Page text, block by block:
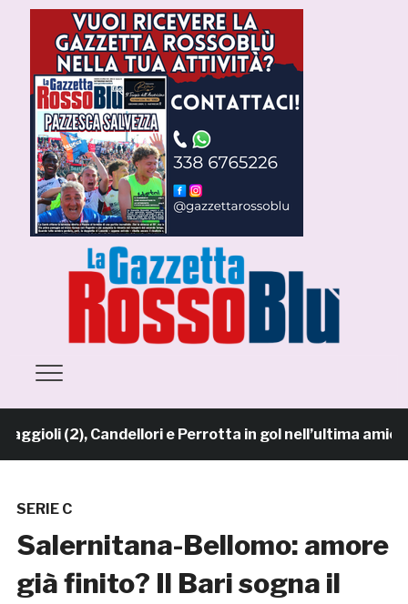
(2), Candellori e Perrotta in gol nell’ultima
SERIE C
Salernitana-Bellomo: amore
già finito? Il Bari sogna il